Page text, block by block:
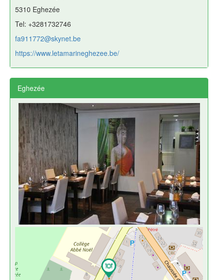
5310 Eghezée
Tel: +3281732746
fa911772@skynet.be
https://www.letamarineghezee.be/
Eghezée